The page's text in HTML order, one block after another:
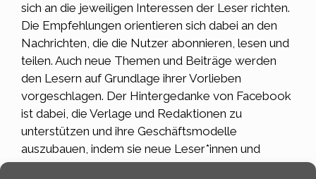
sich an die jeweiligen Interessen der Leser richten.
Die Empfehlungen orientieren sich dabei an den
Nachrichten, die die Nutzer abonnieren, lesen und
teilen. Auch neue Themen und Beiträge werden
den Lesern auf Grundlage ihrer Vorlieben
vorgeschlagen. Der Hintergedanke von Facebook
ist dabei, die Verlage und Redaktionen zu
unterstützen und ihre Geschäftsmodelle
auszubauen, indem sie neue Leser*innen und
Abonnenten gewinnen. Auch das Problem, dass